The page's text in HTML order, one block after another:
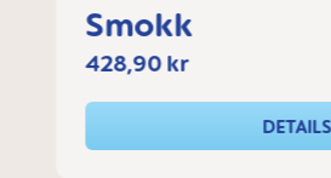
Smokk
428,90 kr
DETAILS